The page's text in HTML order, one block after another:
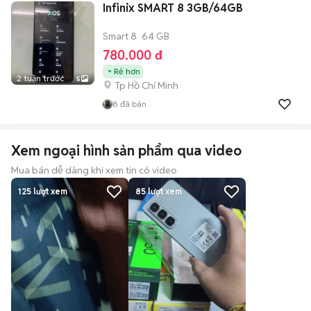
2 tuần trước 5
Infinix SMART 8 3GB/64GB
Smart 8 64 GB
780.000 đ
Rẻ hơn
Tp Hồ Chí Minh
8 đã bán
Xem ngoại hình sản phẩm qua video
Mua bán dễ dàng khi xem tin có video
125 lượt xem 85lượt xem